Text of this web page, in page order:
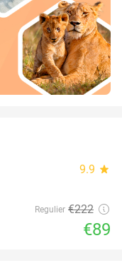
9.9 star
Regulier €222
€89